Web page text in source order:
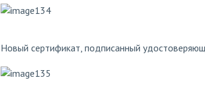
Новый сертификат, подписанный